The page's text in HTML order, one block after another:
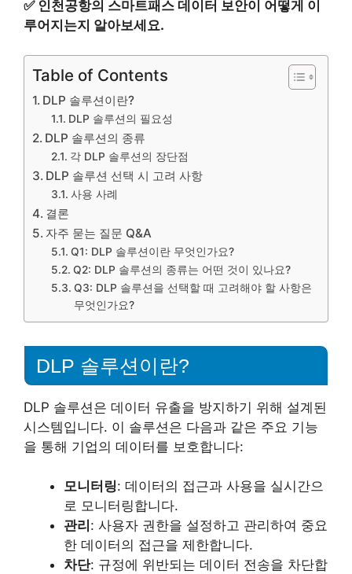
✅ 인천공항의 스마트패스 데이터 보안이 어떻게 이
루어지는지 알아보세요.
Table of Contents
DLP 솔루션이란?
DLP 솔루션의 필요성
DLP 솔루션의 종류
각 DLP 솔루션의 장단점
DLP 솔루션 선택 시 고려 사항
사용 사례
결론
자주 묻는 질문 Q&A
Q1: DLP 솔루션이란 무엇인가요?
Q2: DLP 솔루션의 종류는 어떤 것이 있나요?
Q3: DLP 솔루션을 선택할 때 고려해야 할 사항은
무엇인가요?
DLP 솔루션이란?
DLP 솔루션은 데이터 유출을 방지하기 위해 설계된
시스템입니다. 이 솔루션은 다음과 같은 주요 기능
을 통해 기업의 데이터를 보호합니다:
모니터링: 데이터의 접근과 사용을 실시간으
로 모니터링합니다.
관리 : 사용자 권한을 설정하고 관리하여 중요
한 데이터의 접근을 제한합니다.
차단: 규정에 위반되는 데이터 전송을 차단합